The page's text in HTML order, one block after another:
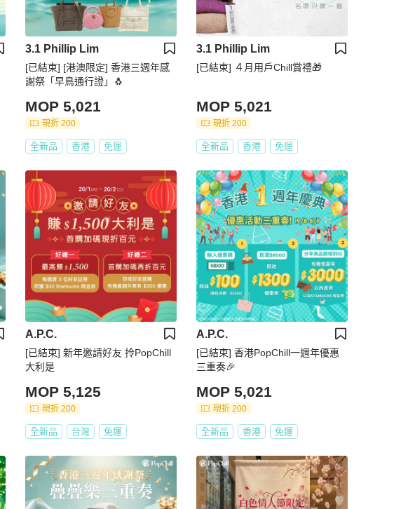
3.1 Phillip Lim
[已結束] [港澳限定] 香港三週年感
謝祭「早鳥通行證」🐧
MOP 5,021
現折 200
全新品 香港 免運
3.1 Phillip Lim
[已結束] ４月用戶Chill賞禮🎁
MOP 5,021
現折 200
全新品 香港 免運
A.P.C.
[已結束] 新年邀請好友 拎PopChill
大利是
MOP 5,125
現折 200
全新品 台灣 免運
A.P.C.
[已結束] 香港PopChill一週年優惠
三重奏🎉
MOP 5,021
現折 200
全新品 香港 免運